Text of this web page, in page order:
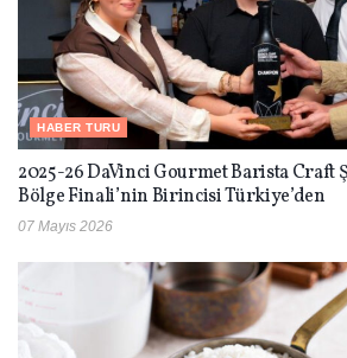
HABER TURU
2025-26 DaVinci Gourmet Barista Craft
Bölge Finali’nin Birincisi Türkiye’den
07 Mayıs 2026